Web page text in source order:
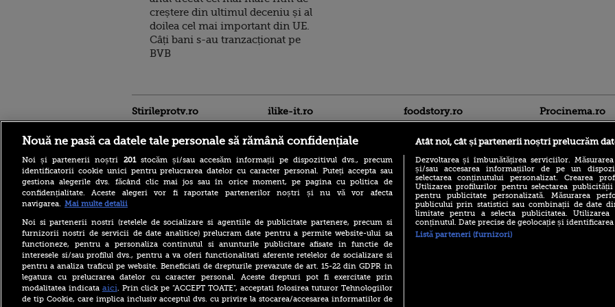
creștere din ultimul deceniu și al
doilea cel mai important din UE.
Câți bani s-au tranzacționat pe
BVB
Stirileprotv.ro
Care este mâncarea
preferată a lui Florin
Dumitrescu. Juratul
MastrerChef a vorbit despre
începuturile în bucătărie
Horoscop 9 august 2026, cu
Neti Sandu. Încep să vină
ilike-it.ro foodstory.ro
(P) Descoperă Lumea
Evenimentelor din România
cu Transilvania Events!
Procinema.ro
Nikolaj Coster-
Urzeala
Nouă ne pasă ca datele tale personale să rămână confidențiale
Noi și partenerii noștri 201stocăm și/sau accesăm informații pe dispozitivul dvs., precum
identificatorii cookie unici pentru prelucrarea datelor cu caracter personal. Puteți accepta sau
gestiona alegerile dvs. făcând clic mai jos sau în orice moment, pe pagina cu politica de
confidențialitate. Aceste alegeri vor fi raportate partenerilor noștri și nu vă vor afecta
navigarea. Mai multe detalii
Noi si partenerii nostri (retelele de socializare si agentiile de publicitate partenere, precum si
furnizorii nostri de servicii de date analitice) prelucram date pentru a permite website-ului sa
functioneze, pentru a personaliza continutul si anunturile publicitare afisate in functie de
interesele si/sau profilul dvs., pentru a va oferi functionalitati aferente retelelor de socializare si
pentru a analiza traficul pe website. Beneficiati de drepturile prevazute de art. 15-22 din GDPR in
legatura cu prelucrarea datelor cu caracter personal. Aceste drepturi pot fi exercitate prin
modalitatea indicata aici. Prin click pe “ACCEPT TOATE”, acceptati folosirea tuturor Tehnologiilor
de tip Cookie, care implica inclusiv acceptul dvs. cu privire la stocarea/accesarea informatiilor de
Atât noi, cât și partenerii noștri prelucrăm
Dezvoltarea și îmbunătățirea serviciilor.
și/sau accesarea informațiilor de pe un
selectarea conținutului personalizat. Crearea
Utilizarea profilurilor pentru selectarea
pentru publicitate personalizată. Măsurarea
publicului prin statistici sau combinații de date
limitate pentru a selecta publicitatea.
conținutul. Date precise de geolocație și
Listă parteneri (furnizori)